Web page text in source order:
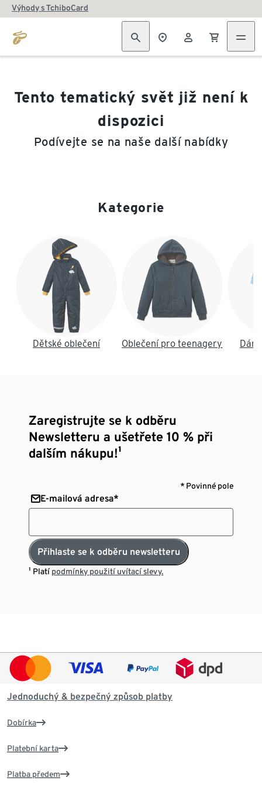
Výhody s TchiboCard
Tento tematický svět již není k
dispozici
Podívejte se na naše další nabídky
Kategorie
Dětské oblečení Oblečení pro teenagery
Zaregistrujte se k odběru
Newsletteru a ušetřete 10 % při
dalším nákupu!¹
* Povinné pole
E-mailová adresa*
Přihlaste se k odběru newsletteru
¹ Platípodmínky použití uvítací slevy.
Jednoduchý & bezpečný způsob platby
Dobírka
Platební karta
Platba předem